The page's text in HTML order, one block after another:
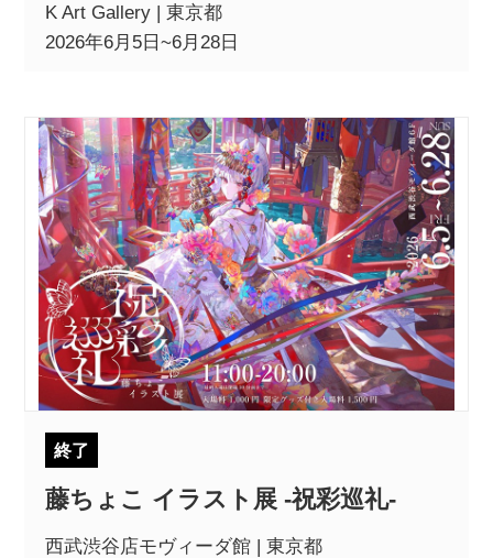
K Art Gallery | 東京都
2026年6月5日~6月28日
終了
藤ちょこ イラスト展 -祝彩巡礼-
西武渋谷店モヴィーダ館 | 東京都